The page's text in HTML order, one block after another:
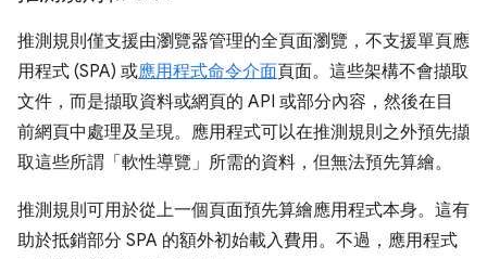
推測規則僅支援由瀏覽器管理的全頁面瀏覽，不支援單頁應
用程式 (SPA) 或應用程式命令介面頁面。這些架構不會擷取
文件，而是擷取資料或網頁的 API 或部分內容，然後在目
前網頁中處理及呈現。應用程式可以在推測規則之外預先擷
取這些所謂「軟性導覽」所需的資料，但無法預先算繪。
推測規則可用於從上一個頁面預先算繪應用程式本身。這有
助於抵銷部分 SPA 的額外初始載入費用。不過，應用程式